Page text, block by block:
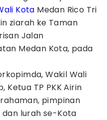
Kota Medan Rico Tri
ziarah ke Taman
Jalan
Medan Kota, pada
Wakil Wali
Ketua TP PKK Airin
pimpinan
lurah se-Kota